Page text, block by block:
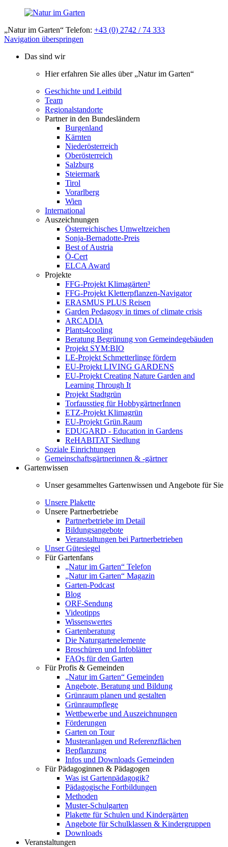
„Natur im Garten“ Telefon: +43 (0) 2742 / 74 333
Navigation überspringen
Das sind wir
Hier erfahren Sie alles über „Natur im Garten“
Geschichte und Leitbild
Team
Regionalstandorte
Partner in den Bundesländern
Burgenland
Kärnten
Niederösterreich
Oberösterreich
Salzburg
Steiermark
Tirol
Vorarlberg
Wien
International
Auszeichnungen
Österreichisches Umweltzeichen
Sonja-Bernadotte-Preis
Best of Austria
Ö-Cert
ELCA Award
Projekte
FFG-Projekt Klimagärten³
FFG-Projekt Kletterpflanzen-Navigator
ERASMUS PLUS Reisen
Garden Pedagogy in times of climate crisis
ARCADIA
Plants4cooling
Beratung Begrünung von Gemeindegebäuden
Projekt SYM:BIO
LE-Projekt Schmetterlinge fördern
EU-Projekt LIVING GARDENS
EU-Projekt Creating Nature Garden and
Learning Through It
Projekt Stadtgrün
Torfausstieg für HobbygärtnerInnen
ETZ-Projekt Klimagrün
EU-Projekt Grün.Raum
EDUGARD - Education in Gardens
ReHABITAT Siedlung
Soziale Einrichtungen
Gemeinschaftsgärtnerinnen & -gärtner
Gartenwissen
Unser gesammeltes Gartenwissen und Angebote für Sie
Unsere Plakette
Unsere Partnerbetriebe
Partnerbetriebe im Detail
Bildungsangebote
Veranstaltungen bei Partnerbetrieben
Unser Gütesiegel
Für Gartenfans
„Natur im Garten“ Telefon
„Natur im Garten“ Magazin
Garten-Podcast
Blog
ORF-Sendung
Videotipps
Wissenswertes
Gartenberatung
Die Naturgartenelemente
Broschüren und Infoblätter
FAQs für den Garten
Für Profis & Gemeinden
„Natur im Garten“ Gemeinden
Angebote, Beratung und Bildung
Grünraum planen und gestalten
Grünraumpflege
Wettbewerbe und Auszeichnungen
Förderungen
Garten on Tour
Musteranlagen und Referenzflächen
Bepflanzung
Infos und Downloads Gemeinden
Für Pädagoginnen & Pädagogen
Was ist Gartenpädagogik?
Pädagogische Fortbildungen
Methoden
Muster-Schulgarten
Plakette für Schulen und Kindergärten
Angebote für Schulklassen & Kindergruppen
Downloads
Veranstaltungen